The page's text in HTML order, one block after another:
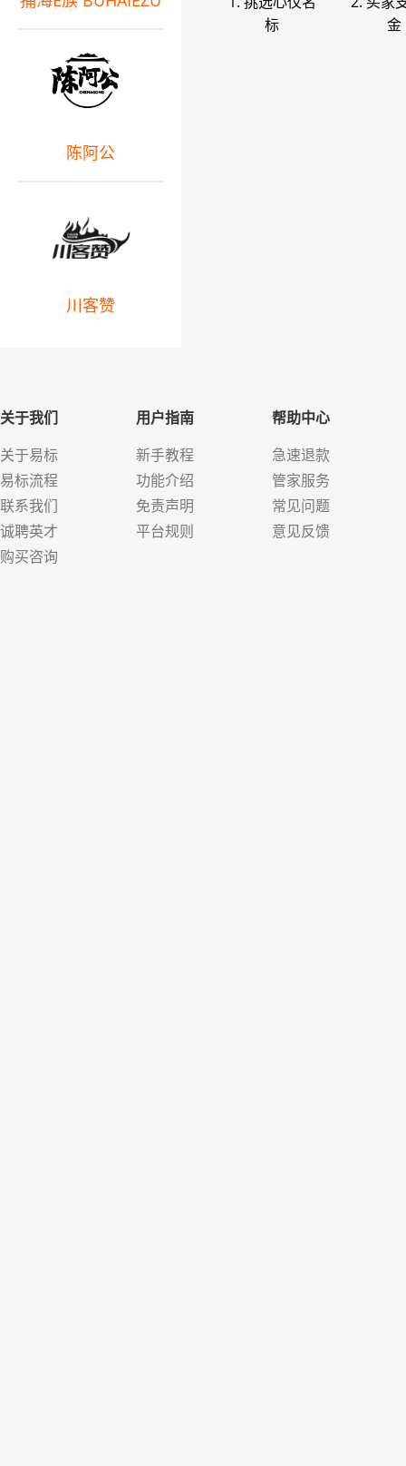
标
金
陈阿公
川客赞
关于我们
关于易标
易标流程
联系我们
诚聘英才
购买咨询
用户指南
新手教程
功能介绍
免责声明
平台规则
帮助中心
急速退款
管家服务
常见问题
意见反馈